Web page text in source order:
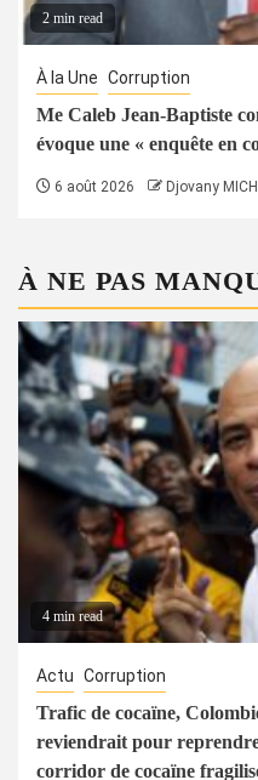
2 min read
À la Une Corruption
Me Caleb Jean-Baptiste
évoque une « enquête en
6 août 2026 Djovany
À NE PAS
4 min read
Actu Corruption
Trafic de cocaïne,
reviendrait pour
corridor de cocaïne